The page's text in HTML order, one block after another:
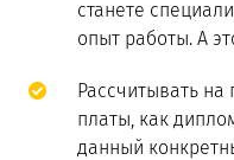
станете
опыт работы. А
Рассчитывать
платы, как
данный